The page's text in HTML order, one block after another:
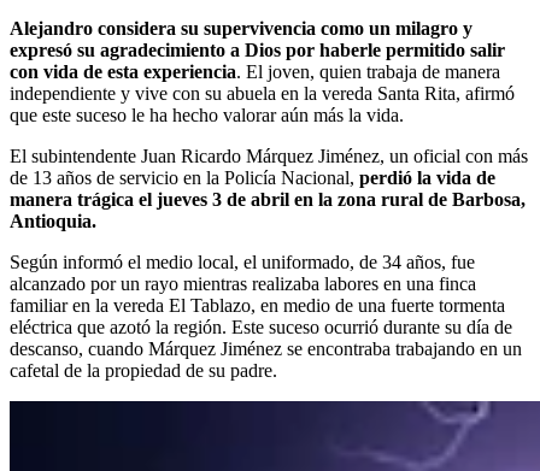
Alejandro considera su supervivencia como un milagro y
expresó su agradecimiento a Dios por haberle permitido salir
con vida de esta experiencia. El joven, quien trabaja de manera
independiente y vive con su abuela en la vereda Santa Rita, afirmó
que este suceso le ha hecho valorar aún más la vida.
El subintendente Juan Ricardo Márquez Jiménez, un oficial con más
de 13 años de servicio en la Policía Nacional, perdió la vida de
manera trágica el jueves 3 de abril en la zona rural de Barbosa,
Antioquia.
Según informó el medio local, el uniformado, de 34 años, fue
alcanzado por un rayo mientras realizaba labores en una finca
familiar en la vereda El Tablazo, en medio de una fuerte tormenta
eléctrica que azotó la región. Este suceso ocurrió durante su día de
descanso, cuando Márquez Jiménez se encontraba trabajando en un
cafetal de la propiedad de su padre.